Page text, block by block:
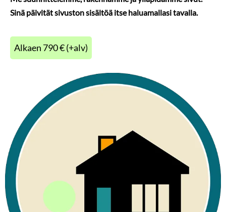
Sinä päivität sivuston sisältöä itse haluamallasi tavalla.
Alkaen 790 € (+alv)